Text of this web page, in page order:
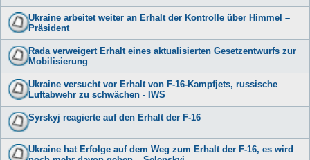
Ukraine arbeitet weiter an Erhalt der Kontrolle über Himmel –
Präsident
Rada verweigert Erhalt eines aktualisierten Gesetzentwurfs zur
Mobilisierung
Ukraine versucht vor Erhalt von F-16-Kampfjets, russische
Luftabwehr zu schwächen - IWS
Syrskyj reagierte auf den Erhalt der F-16
Ukraine hat Erfolge auf dem Weg zum Erhalt der F-16, es wird